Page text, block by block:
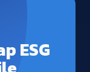
ESG